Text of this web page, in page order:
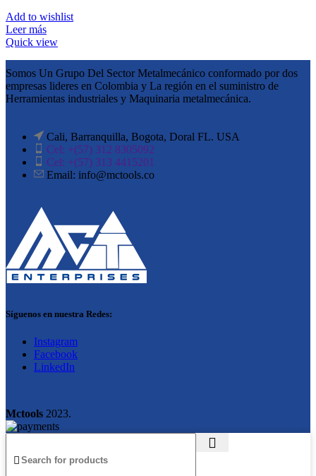
Add to wishlist
Leer más
Quick view
Somos Un Grupo Del Sector Metalmecánico conformado por dos
empresas lideres en Colombia y La región en el suministro de
Herramientas industriales y Maquinaria metalmecánica.
Cali, Barranquilla, Bogota, Doral FL. USA
Cel: +(57) 312 8305092
Cel: +(57) 313 4415201
Email: info@mctools.co
Síguenos en nuestra Redes:
Instagram
Facebook
LinkedIn
Mctools 2023.